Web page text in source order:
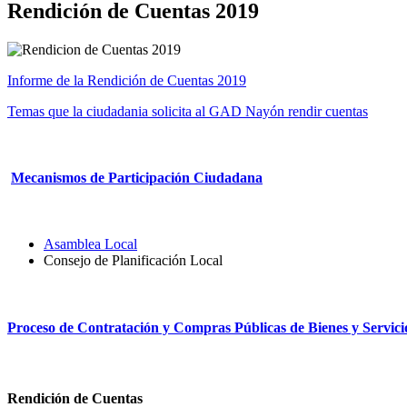
Rendición de Cuentas 2019
Informe de la Rendición de Cuentas 2019
Temas que la ciudadania solicita al GAD Nayón rendir cuentas
Mecanismos de Participación Ciudadana
Asamblea Local
Consejo de Planificación Local
Proceso de Contratación y Compras Públicas de Bienes y
Rendición de Cuentas